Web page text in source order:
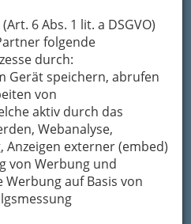
6 Abs. 1 lit. a DSGVO)
folgende
durch:
Gerät speichern, abrufen
von
aktiv durch das
Webanalyse,
externer (embed)
von Werbung und
auf Basis von
sowie
statt.
sich hier auch das
Ziel bei